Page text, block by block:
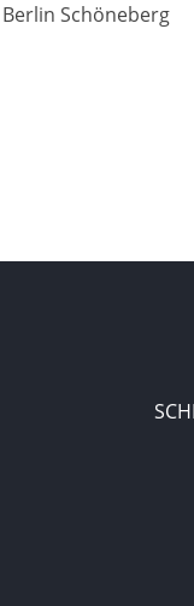
Schöneberg